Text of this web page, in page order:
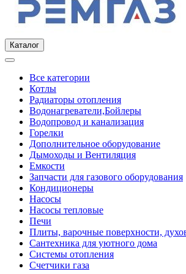
Каталог
Все категории
Котлы
Радиаторы отопления
Водонагреватели,Бойлеры
Водопровод и канализация
Горелки
Дополнительное оборудование
Дымоходы и Вентиляция
Емкости
Запчасти для газового оборудования
Кондиционеры
Насосы
Насосы тепловые
Печи
Плиты, варочные поверхности,
Сантехника для уютного дома
Системы отопления
Счетчики газа